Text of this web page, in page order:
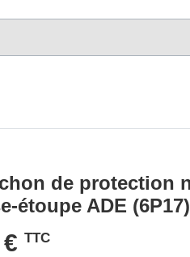
de protection
étoupe ADE (6P17)
TTC